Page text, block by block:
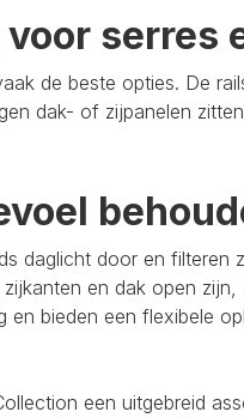
serres
de beste opties. De
dak- of zijpanelen
daglicht door en filteren
en dak open zijn,
en bieden een flexibele
een uitgebreid